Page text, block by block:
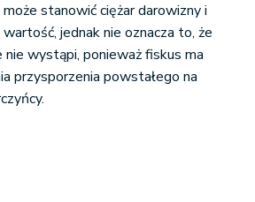
stanowić ciężar darowizny i
jednak nie oznacza to, że
wystąpi, ponieważ fiskus ma
przysporzenia powstałego na